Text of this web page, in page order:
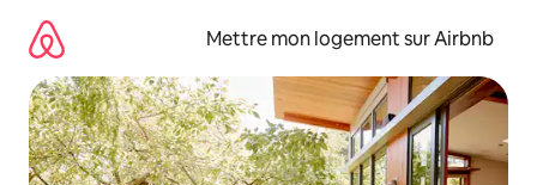
directement
contenu
Mettre mon logement sur Airbnb